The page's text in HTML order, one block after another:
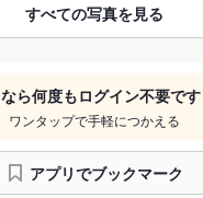
すべての写真を見る
なら何度もログイン不要です
ワンタップで手軽につかえる
アプリでブックマーク